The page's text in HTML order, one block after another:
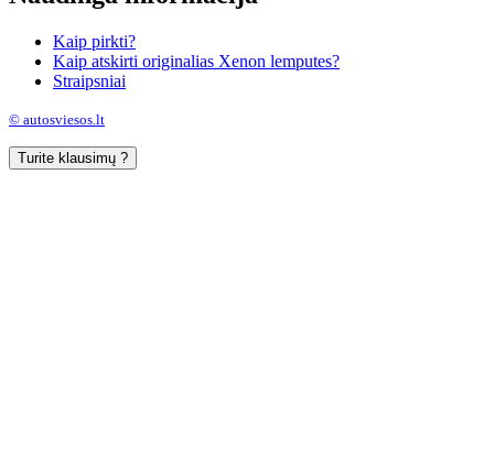
Kaip pirkti?
Kaip atskirti originalias Xenon lemputes?
Straipsniai
© autosviesos.lt
Turite klausimų ?